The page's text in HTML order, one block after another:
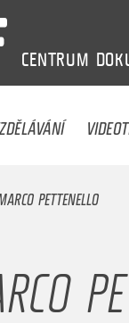
CENTRUM
PETTENELLO